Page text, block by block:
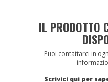
IL PRODOTTO
Puoi contattarci in
Scrivici qui per